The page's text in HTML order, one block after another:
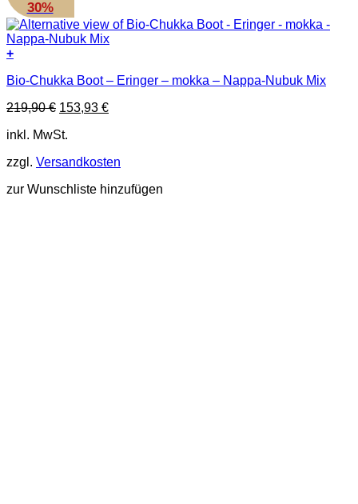
30%
+
Produkt
mehrere
auf.
Optionen
können
auf
Bio-Chukka Boot – Eringer – mokka – Nappa-Nubuk Mix
219,90€ Ursprünglicher
war:
153,93 €Aktueller
inkl. MwSt.
zzgl. Versandkosten
zur Wunschliste hinzufügen